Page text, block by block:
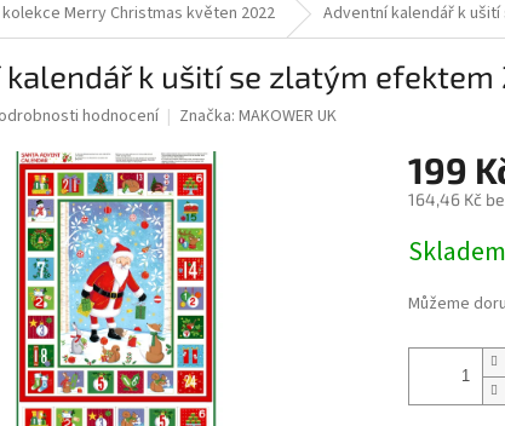
Merry Christmas květen 2022 Adventní kalendář k
k ušití se zlatým efektem
hodnocení Značka: MAKOWER UK
199
164,46 Kč
cena:
Skladem
Můžeme